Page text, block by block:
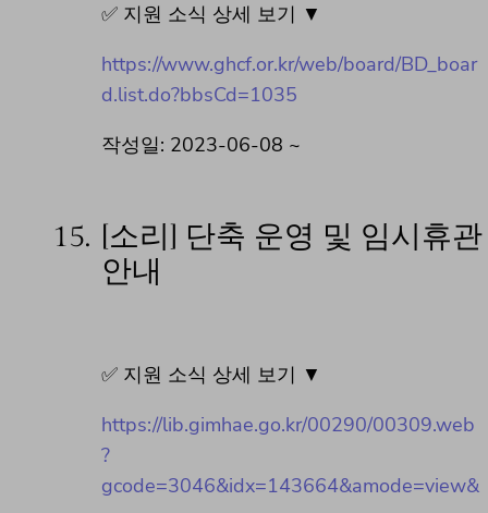
✅ 지원 소식 상세 보기 ▼
https://www.ghcf.or.kr/web/board/BD_boar
d.list.do?bbsCd=1035
작성일: 2023-06-08 ~
15.
[소리] 단축 운영 및 임시휴관
안내
✅ 지원 소식 상세 보기 ▼
https://lib.gimhae.go.kr/00290/00309.web
?
gcode=3046&idx=143664&amode=view&